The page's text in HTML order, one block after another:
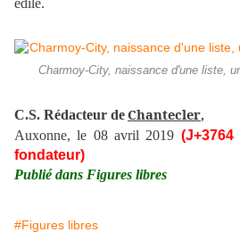
Charmoy-City, naissance d'une liste,
C.S. Rédacteur deChantecler,
Auxonne, le 08 avril 2019
fondateur)
Publié dans Figures libres
#Figures libres